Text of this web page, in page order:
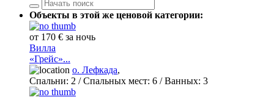
Объекты в этой же ценовой категории:
от 170 € за ночь
Вилла
«Грейс»...
о. Лефкада,
Спальни: 2 / Спальных мест: 6 /Ванных: 3